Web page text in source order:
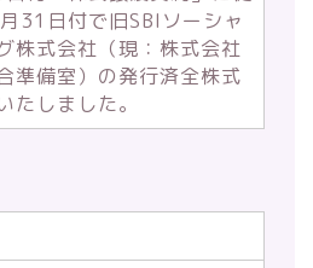
31日付で旧SBIソーシャ
株式会社（現：株式会社
準備室）の発行済全株式
たしました。